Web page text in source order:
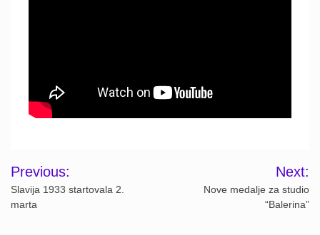
Post
navigation
Previous:
Slavija 1933 startovala 2.
marta
Next:
Nove medalje za studio
“Balerina”